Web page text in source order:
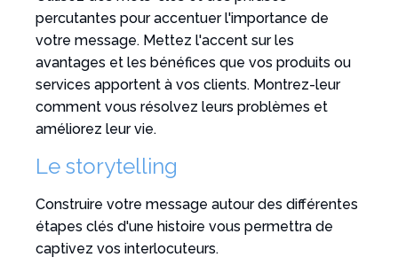
percutantes pour accentuer l'importance de
votre message. Mettez l'accent sur les
avantages et les bénéfices que vos produits ou
services apportent à vos clients. Montrez-leur
comment vous résolvez leurs problèmes et
améliorez leur vie.
Le storytelling
Construire votre message autour des différentes
étapes clés d'une histoire vous permettra de
captivez vos interlocuteurs.